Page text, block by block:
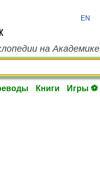
EN
на Академике
Книги Игры ⚽